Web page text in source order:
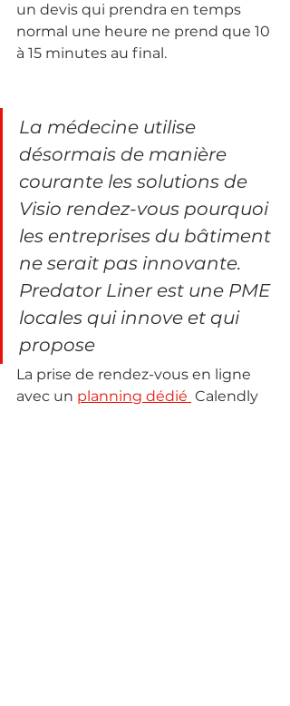
un devis qui prendra en temps
normal une heure ne prend que 10
à 15 minutes au final.
La médecine utilise
désormais de manière
courante les solutions de
Visio rendez-vous pourquoi
les entreprises du bâtiment
ne serait pas innovante.
Predator Liner est une PME
locales qui innove et qui
propose
La prise de rendez-vous en ligne
avec un planning dédié Calendly